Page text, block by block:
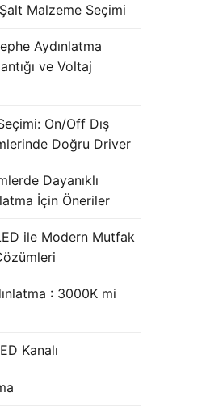
Malzeme Seçimi
Aydınlatma
ve Voltaj
On/Off Dış
Doğru Driver
Dayanıklı
İçin Öneriler
ile Modern Mutfak
: 3000K mi
Kanalı